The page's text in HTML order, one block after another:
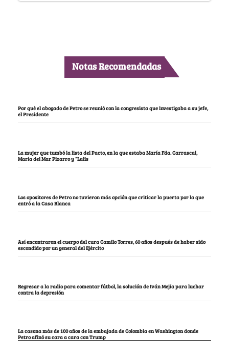
Notas Recomendadas
Por qué el abogado de Petro se reunió con la congresista que investigaba a su jefe,
el Presidente
La mujer que tumbó la lista del Pacto, en la que estaba María Fda. Carrascal,
María del Mar Pizarro y “Lalis
Los opositores de Petro no tuvieron más opción que criticar la puerta por la que
entró a la Casa Blanca
Así encontraron el cuerpo del cura Camilo Torres, 60 años después de haber sido
escondido por un general del Ejército
Regresar a la radio para comentar fútbol, la solución de Iván Mejía para luchar
contra la depresión
La casona más de 100 años de la embajada de Colombia en Washington donde
Petro afinó su cara a cara con Trump